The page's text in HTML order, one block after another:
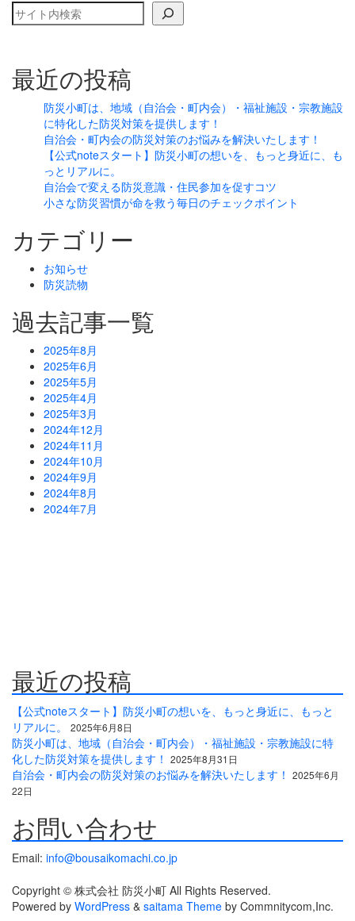
検索
最近の投稿
防災小町は、地域（自治会・町内会）・福祉施設・宗教施設
に特化した防災対策を提供します！
自治会・町内会の防災対策のお悩みを解決いたします！
【公式noteスタート】防災小町の想いを、もっと身近に、も
っとリアルに。
自治会で変える防災意識・住民参加を促すコツ
小さな防災習慣が命を救う毎日のチェックポイント
カテゴリー
お知らせ
防災読物
過去記事一覧
2025年8月
2025年6月
2025年5月
2025年4月
2025年3月
2024年12月
2024年11月
2024年10月
2024年9月
2024年8月
2024年7月
最近の投稿
【公式noteスタート】防災小町の想いを、もっと身近に、もっと
リアルに。
2025年6月8日
防災小町は、地域（自治会・町内会）・福祉施設・宗教施設に特
化した防災対策を提供します！ 2025年8月31日
自治会・町内会の防災対策のお悩みを解決いたします！ 2025年6月
22日
お問い合わせ
Email: info@bousaikomachi.co.jp
Copyright © 株式会社 防災小町 All Rights Reserved.
Powered by WordPress & saitama Theme by Commnitycom,Inc.